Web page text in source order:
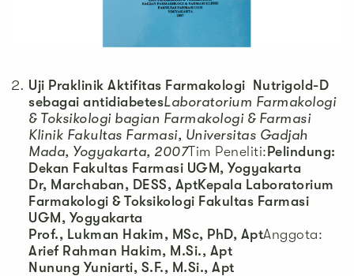
Uji Praklinik Aktifitas Farmakologi Nutrigold-D
sebagai antidiabetesLaboratorium Farmakologi
& Toksikologi bagian Farmakologi & Farmasi
Klinik Fakultas Farmasi, Universitas Gadjah
Mada, Yogyakarta, 2007Tim Peneliti:Pelindung:
Dekan Fakultas Farmasi UGM, Yogyakarta
Dr, Marchaban, DESS, AptKepala Laboratorium
Farmakologi & Toksikologi Fakultas Farmasi
UGM, Yogyakarta
Prof., Lukman Hakim, MSc, PhD, AptAnggota:
Arief Rahman Hakim, M.Si., Apt
Nunung Yuniarti, S.F., M.Si., Apt